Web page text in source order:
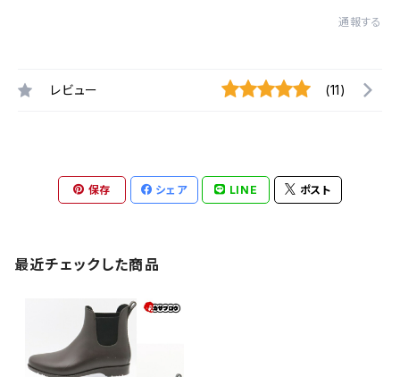
通報する
レビュー (11)
保存 シェア LINE ポスト
最近チェックした商品